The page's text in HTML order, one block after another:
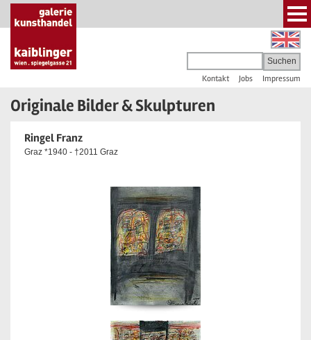
Kontakt Jobs Impressum
Originale Bilder & Skulpturen
Ringel Franz
Graz *1940 - †2011 Graz